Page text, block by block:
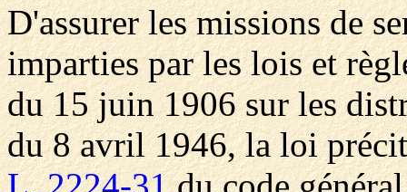
D'assurer les missions de
imparties par les lois et
du 15 juin 1906 sur les
du 8 avril 1946, la loi